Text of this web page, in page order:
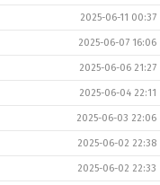
2025-06-11 00:37
2025-06-07 16:06
2025-06-06 21:27
2025-06-04 22:11
2025-06-03 22:06
2025-06-02 22:38
2025-06-02 22:33